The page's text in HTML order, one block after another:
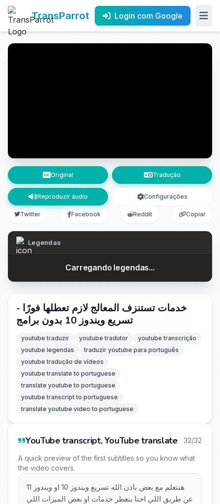
TransParrot Login com Google
Original Tradução
Reproduzir áudio Configurações
Twitter Facebook Reddit Copiar
Legendas
Carregando legendas...
خدمات تستنزف المعالج لازم تعطلها فورًا -
تسريع ويندوز 10 بدون برامج
youtube traduzir youtube tradutor
youtube transcrição
youtube legendas
traduzir youtube para português
youtube tradução de vídeos
youtube translate to portuguese
translate youtube to portuguese
youtube transcript to portuguese
translate youtube video to portuguese
YouTube transcript, YouTube translate 32/32
A quick preview of the first subtitles so you know what
the video covers.
هنتعلم مع بعض باذن الله تسريع ويندوز 10 او ويندوز 11
عن طريق اللي احنا بنعطر خدمات او بعض الميزات اللي